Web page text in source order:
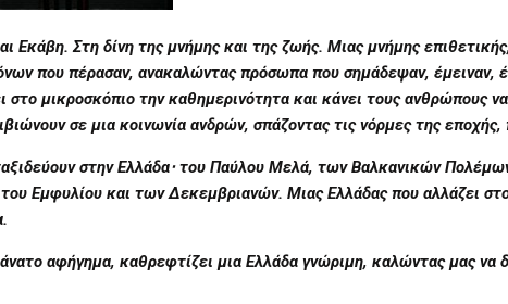
Εκάβη. Στη δίνη της μνήμης και της ζωής. Μιας μνήμης
που πέρασαν, ανακαλώντας πρόσωπα που σημάδεψαν, έμειναν,
στο μικροσκόπιο την καθημερινότητα και κάνει τους ανθρώπους
σε μια κοινωνία ανδρών, σπάζοντας τις νόρμες της
στην Ελλάδα⋅ του Παύλου Μελά, των Βαλκανικών
Εμφυλίου και των Δεκεμβριανών. Μιας Ελλάδας που αλλάζει
αφήγημα, καθρεφτίζει μια Ελλάδα γνώριμη, καλώντας μας να